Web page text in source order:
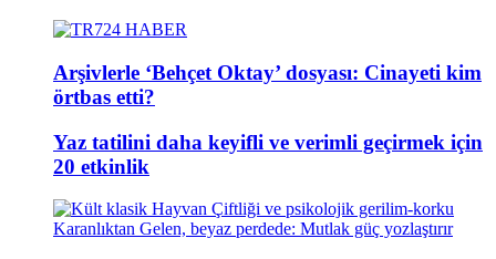
Arşivlerle ‘Behçet Oktay’ dosyası: Cinayeti kim
örtbas etti?
Yaz tatilini daha keyifli ve verimli geçirmek için
20 etkinlik